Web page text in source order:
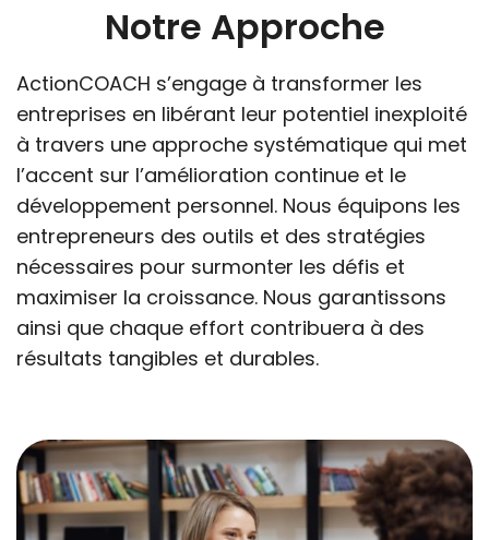
Notre Approche
ActionCOACH s’engage à transformer les
entreprises en libérant leur potentiel inexploité
à travers une approche systématique qui met
l’accent sur l’amélioration continue et le
développement personnel. Nous équipons les
entrepreneurs des outils et des stratégies
nécessaires pour surmonter les défis et
maximiser la croissance. Nous garantissons
ainsi que chaque effort contribuera à des
résultats tangibles et durables.